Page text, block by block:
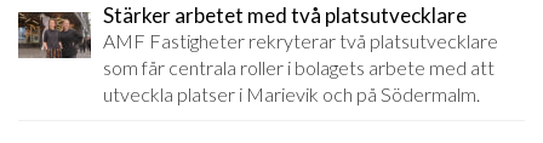
Stärker arbetet med två platsutvecklare
AMF Fastigheter rekryterar två platsutvecklare
som får centrala roller i bolagets arbete med att
utveckla platser i Marievik och på Södermalm.